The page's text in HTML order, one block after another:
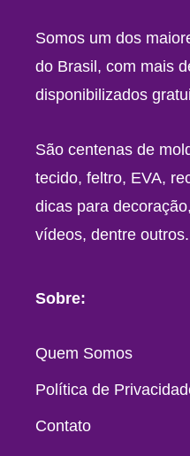
Somos um dos
do Brasil, com mais
disponibilizados
São centenas de
tecido, feltro, EVA,
dicas para
vídeos, dentre outros.
Sobre:
Quem Somos
Política de
Contato